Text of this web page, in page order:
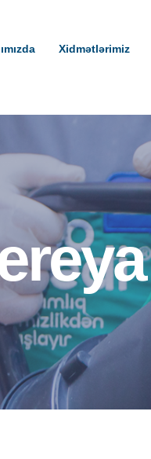
Xidmətlərimiz